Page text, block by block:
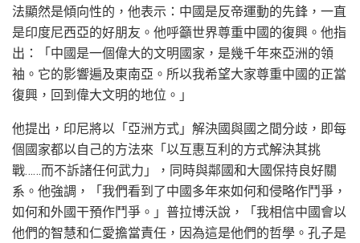
法顯然是傾向性的，他表示：中國是反帝運動的先鋒，一直
是印度尼西亞的好朋友。他呼籲世界尊重中國的復興。他指
出：「中國是一個偉大的文明國家，是幾千年來亞洲的領
袖。它的影響遍及東南亞。所以我希望大家尊重中國的正當
復興，回到偉大文明的地位。」
他提出，印尼將以「亞洲方式」解決國與國之間分歧，即每
個國家都以自己的方法來「以互惠互利的方式解決其挑
戰……而不訴諸任何武力」，同時與鄰國和大國保持良好關
系。他強調，「我們看到了中國多年來如何和侵略作鬥爭，
如何和外國干預作鬥爭。」普拉博沃說，「我相信中國會以
他們的智慧和仁愛擔當責任，因為這是他們的哲學。孔子是